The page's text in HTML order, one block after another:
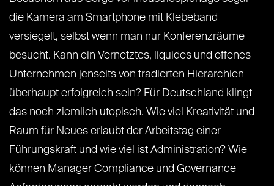
die Kamera am Smartphone mit Klebeband
versiegelt, selbst wenn man nur Konferenzräume
besucht. Kann ein Vernetztes, liquides und offenes
Unternehmen jenseits von tradierten Hierarchien
überhaupt erfolgreich sein? Für Deutschland klingt
das noch ziemlich utopisch. Wie viel Kreativität und
Raum für Neues erlaubt der Arbeitstag einer
Führungskraft und wie viel ist Administration? Wie
können Manager Compliance und Governance